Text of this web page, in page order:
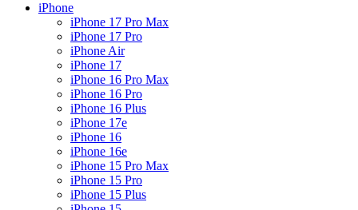
iPhone
iPhone 17 Pro Max
iPhone 17 Pro
iPhone Air
iPhone 17
iPhone 16 Pro Max
iPhone 16 Pro
iPhone 16 Plus
iPhone 17e
iPhone 16
iPhone 16e
iPhone 15 Pro Max
iPhone 15 Pro
iPhone 15 Plus